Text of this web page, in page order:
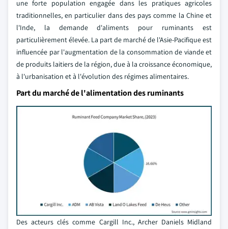
une forte population engagée dans les pratiques agricoles
traditionnelles, en particulier dans des pays comme la Chine et
l'Inde, la demande d'aliments pour ruminants est
particulièrement élevée. La part de marché de l'Asie-Pacifique est
influencée par l'augmentation de la consommation de viande et
de produits laitiers de la région, due à la croissance économique,
à l'urbanisation et à l'évolution des régimes alimentaires.
Part du marché de l'alimentation des ruminants
Des acteurs clés comme Cargill Inc., Archer Daniels Midland